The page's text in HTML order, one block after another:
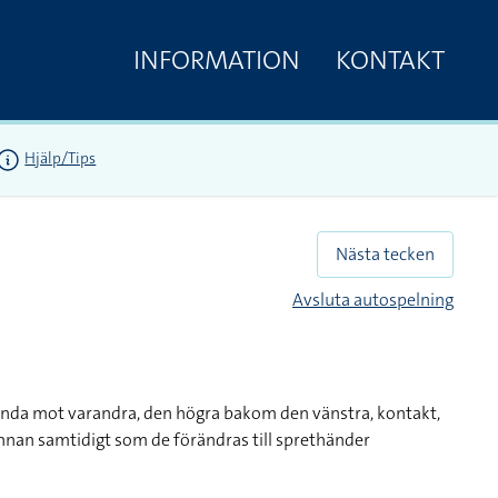
INFORMATION KONTAKT
Hjälp/Tips
Nästa tecken
Avsluta autospelning
mot varandra, den högra bakom den vänstra, kontakt,
samtidigt som de förändras till sprethänder